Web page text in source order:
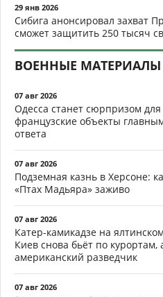
29 янв 2026
Сибига анонсировал захват
сможет защитить 250 тысяч
ВОЕННЫЕ МАТЕРИАЛЫ
07 авг 2026
Одесса станет сюрпризом
французские объекты
ответа
07 авг 2026
Подземная казнь в Херсоне:
«Птах Мадьяра» заживо
07 авг 2026
Катер-камикадзе на
Киев снова бьёт по
американский разведчик
07 авг 2026